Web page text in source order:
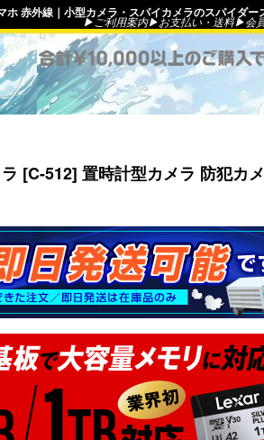
赤外線｜小型カメラ・スパイカメラのスパイダー
▶ご利用案内▶お支払い・送料▶会
[C-512] 置時計型カメラ 防犯カ